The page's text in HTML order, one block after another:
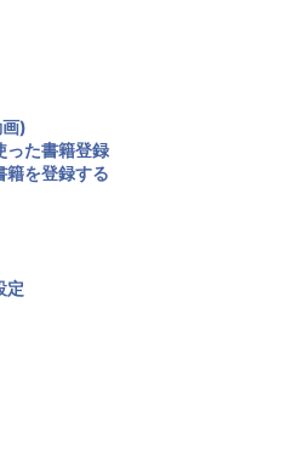
)
った書籍登録
籍を登録する
定